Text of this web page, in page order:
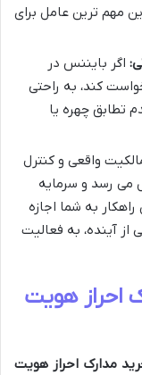
مهم ترین عامل برای
اگر بایننس در
کند، به راحتی
تطابق چهره یا
واقعی و کنترل
رسد و سرمایه
به شما اجازه
از آینده، به فعالیت
احراز هویت
مدارک احراز هویت